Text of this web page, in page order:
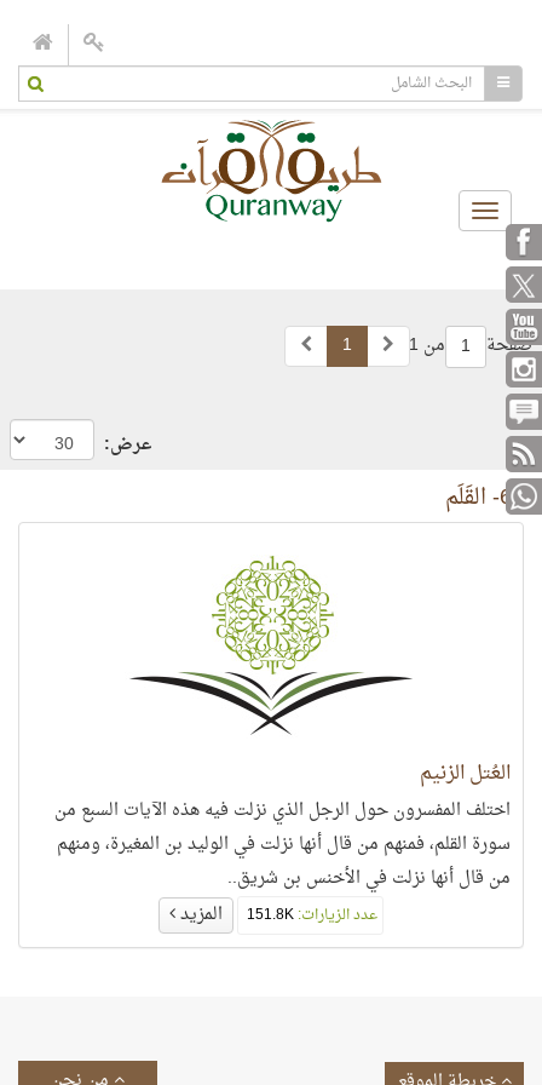
Toggle
navigation
صفحة 1 من 1 1
عرض:
68- القَلَم
العُتل الزنيم
اختلف المفسرون حول الرجل الذي نزلت فيه هذه الآيات السبع من
سورة القلم، فمنهم من قال أنها نزلت في الوليد بن المغيرة، ومنهم
من قال أنها نزلت في الأخنس بن شريق..
عدد الزيارات: المزيد